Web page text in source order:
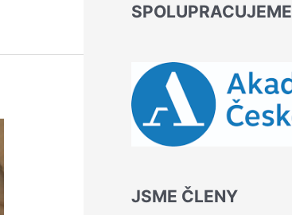
SPOLUPRACUJEME
JSME ČLENY